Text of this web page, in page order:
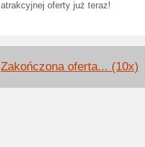
atrakcyjnej oferty już teraz!
Zakończona oferta... (10x)